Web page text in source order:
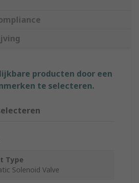
producten door een
te selecteren.
Type
Solenoid Valve